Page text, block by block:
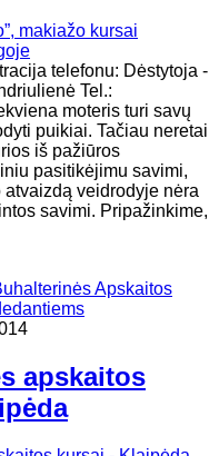
telefonu: Dėstytoja -
Tel.:
moteris turi savų
puikiai. Tačiau neretai
iš pažiūros
pasitikėjimu savimi,
veidrodyje nėra
savimi. Pripažinkime,
Apskaitos
apskaitos